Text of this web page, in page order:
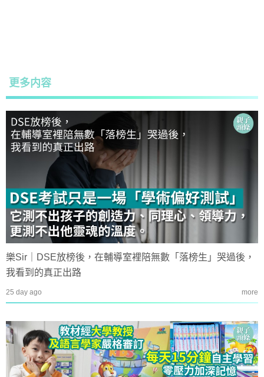
更多内容
樂Sir｜DSE放榜後，在輔導室裡陪無數「落榜生」哭過後，
我看到的真正出路
25 day ago more